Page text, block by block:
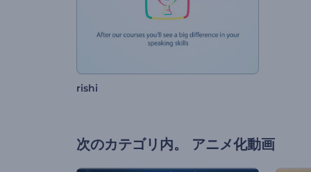
rishi
次のカテゴリ内。 アニメ化動画